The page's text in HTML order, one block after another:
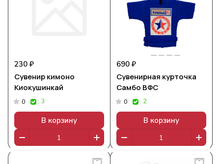
230 ₽
Сувенир кимоно
Киокушинкай
0 : 3
В корзину
690 ₽
Сувенирная курточка
Самбо ВФС
0 : 2
В корзину